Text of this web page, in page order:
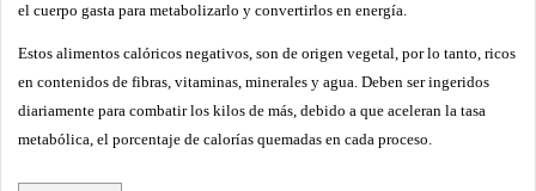
el cuerpo gasta para metabolizarlo y convertirlos en energía.
Estos alimentos calóricos negativos, son de origen vegetal, por lo tanto, ricos
en contenidos de fibras, vitaminas, minerales y agua. Deben ser ingeridos
diariamente para combatir los kilos de más, debido a que aceleran la tasa
metabólica, el porcentaje de calorías quemadas en cada proceso.